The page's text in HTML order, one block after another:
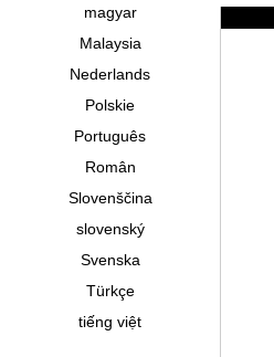
magyar
Malaysia
Nederlands
Polskie
Português
Român
Slovenščina
slovenský
Svenska
Türkçe
tiếng việt